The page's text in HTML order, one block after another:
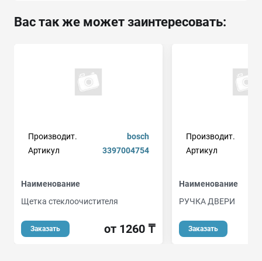
Вас так же может заинтересовать:
Производит.
bosch
Артикул
3397004754
Наименование
Щетка стеклоочистителя
Заказать от 1260 ₸
Производит.
Артикул
Наименование
РУЧКА ДВЕРИ
Заказать